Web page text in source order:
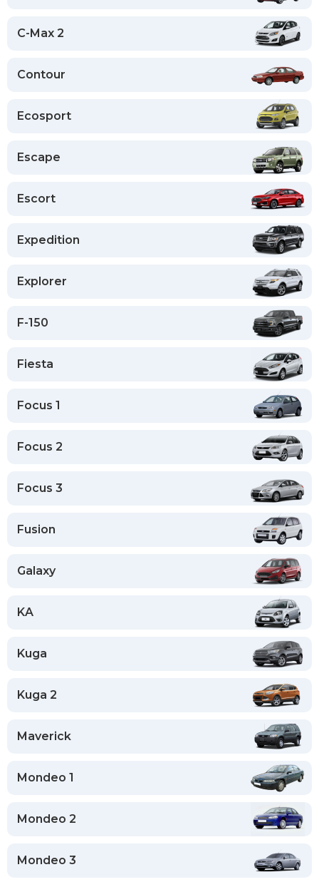
C-Max 2
Contour
Ecosport
Escape
Escort
Expedition
Explorer
F-150
Fiesta
Focus 1
Focus 2
Focus 3
Fusion
Galaxy
KA
Kuga
Kuga 2
Maverick
Mondeo 1
Mondeo 2
Mondeo 3